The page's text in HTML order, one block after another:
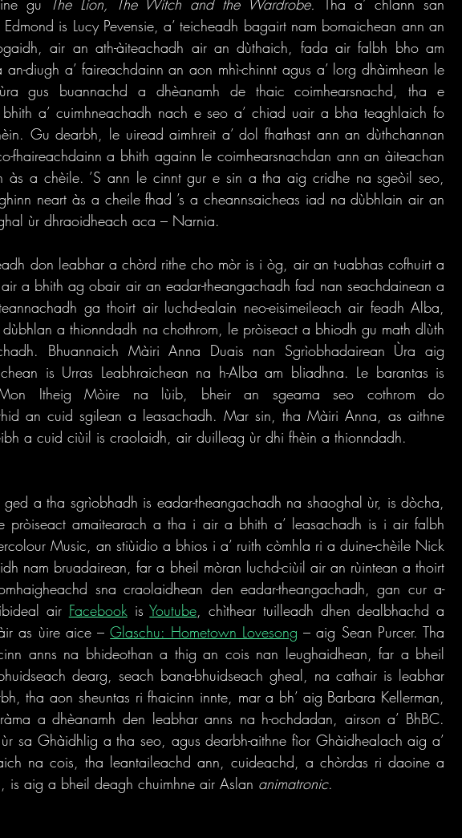
gu
The Lion, The Witch and the Wardrobe. Tha a’ chlann san
is Lucy Pevensie, a’ teicheadh bagairt nam bomaichean ann an
air an ath-àiteachadh air an dùthaich, fada air falbh bho am
diugh a’ faireachdainn an aon mhì-chinnt agus a’ lorg dhàimhean le
gus buannachd a dhèanamh de thaic coimhearsnachd, tha e
a’ cuimhneachadh nach e seo a’ chiad uair a bha teaghlaich fo
Gu dearbh, le uiread aimhreit a’ dol fhathast ann an dùthchannan
fhaireachdainn a bhith againn le coimhearsnachdan ann an àiteachan
às a chèile. ’S ann le cinnt gur e sin a tha aig cridhe na sgeòil seo,
neart às a cheile fhad ’s a cheannsaicheas iad na dùbhlain air an
ùr dhraoidheach aca – Narnia.
don leabhar a chòrd rithe cho mòr is i òg, air an t-uabhas cofhuirt a
a bhith ag obair air an eadar-theangachadh fad nan seachdainean a
ga thoirt air luchd-ealain neo-eisimeileach air feadh Alba,
a thionndadh na chothrom, le pròiseact a bhiodh gu math dlùth
Bhuannaich Màiri Anna Duais nan Sgrìobhadairean Ùra aig
is Urras Leabhraichean na h-Alba am bliadhna. Le barantas is
Mon Itheig Mòire na lùib, bheir an sgeama seo cothrom do
an cuid sgilean a leasachadh. Mar sin, tha Màiri Anna, as aithne
a cuid ciùil is craolaidh, air duilleag ùr dhi fhèin a thionndadh.
a tha sgrìobhadh is eadar-theangachadh na shaoghal ùr, is dòcha,
amaitearach a tha i air a bhith a’ leasachadh is i air falbh
Music, an stiùidio a bhios i a’ ruith còmhla ri a duine-chèile Nick
nam bruadairean, far a bheil mòran luchd-ciùil air an rùintean a thoirt
sna craolaidhean den eadar-theangachadh, gan cur a-
air Facebook is Youtube, chìthear tuilleadh dhen dealbhachd a
as ùire aice – Glaschu: Hometown Lovesong – aig Sean Purcer. Tha
anns na bhideothan a thig an cois nan leughaidhean, far a bheil
dearg, seach bana-bhuidseach gheal, na cathair is leabhar
tha aon sheuntas ri fhaicinn innte, mar a bh’ aig Barbara Kellerman,
a dhèanamh den leabhar anns na h-ochdadan, airson a’ BhBC.
sa Ghàidhlig a tha seo, agus dearbh-aithne fìor Ghàidhealach aig a’
na cois, tha leantaileachd ann, cuideachd, a chòrdas ri daoine a
is aig a bheil deagh chuimhne air Aslan animatronic.